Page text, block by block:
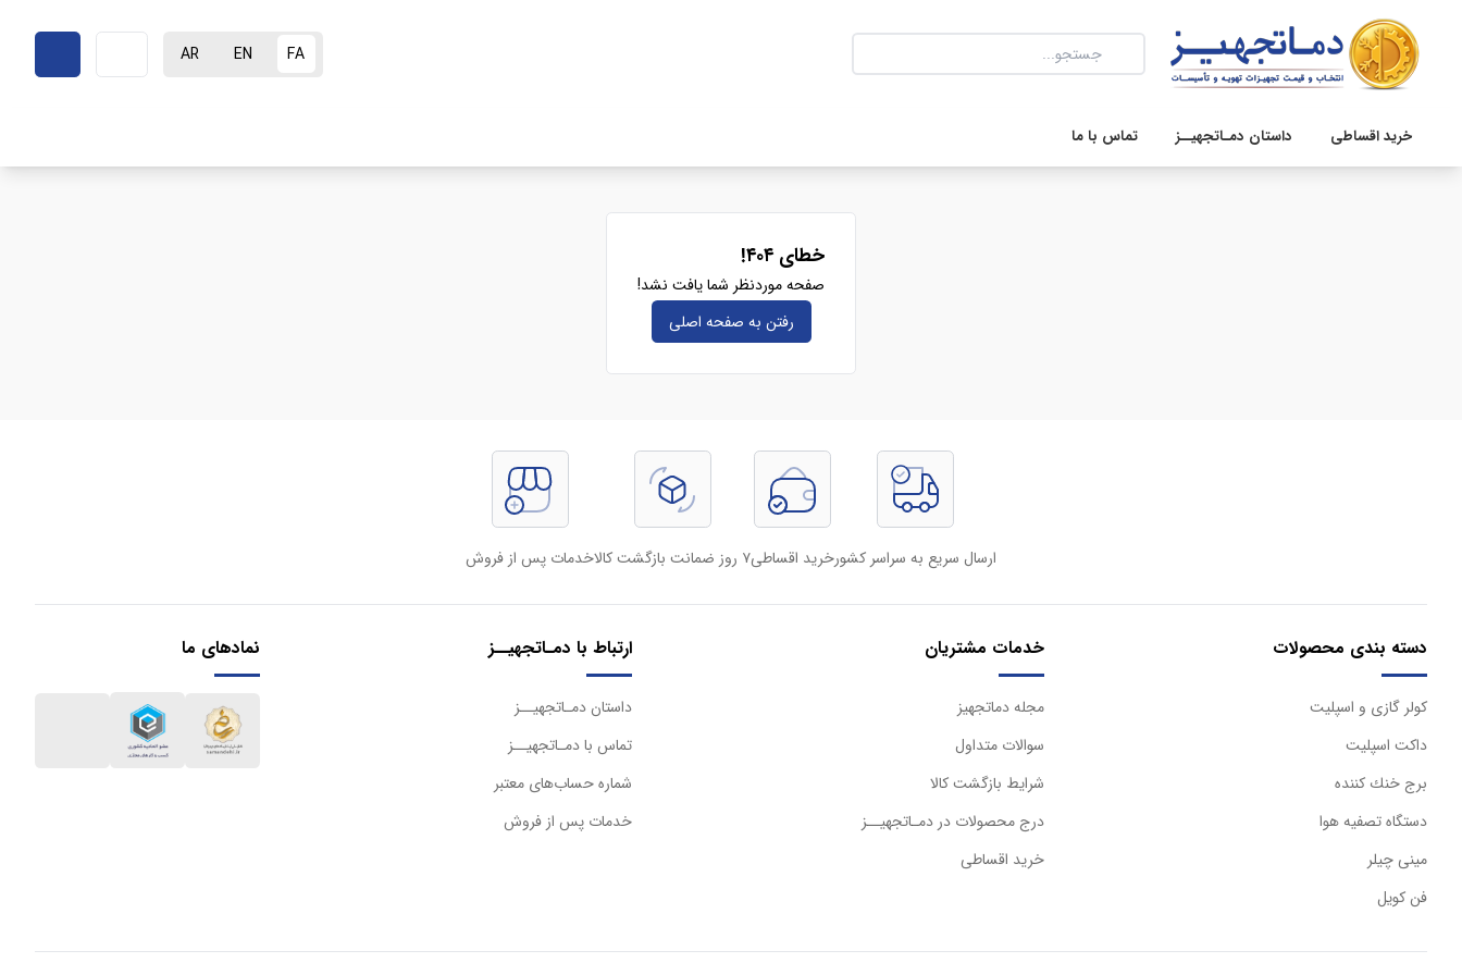
FA
EN
AR
خرید اقساطی داستان دمـاتجهیــز تماس با ما
خطای ۴۰۴!
صفحه موردنظر شما یافت نشد!
رفتن به صفحه‌ اصلی
ارسال سریع به سراسر کشورخرید اقساطی۷ روز ضمانت بازگشت کالا خدمات پس از فروش
دسته بندی محصولات
كولر گازی و اسپليت
داكت اسپليت
برج خنك كننده
دستگاه تصفيه هوا
مینی چیلر
فن کویل
خدمات مشتریان
مجله دماتجهیز
سوالات متداول
شرایط بازگشت کالا
درج محصولات در دمـاتجهیــز
خرید اقساطی
ارتباط با دمـاتجهیــز
داستان دمـاتجهیــز
تماس با دمـاتجهیــز
شماره حساب‌های معتبر
خدمات پس از فروش
نمادهای ما